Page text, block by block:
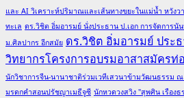
และ AI วิเคราะห์ปริมาณและเส้นทางขยะในแม่น้ำ หวังว
ทะเล ดร.วิชิต อิ่มอารมย์ นั่งประธาน ป.เอก การจัดการนั
ม.ศิลปากร อีกสมัย ดร.วิชิต อิ่มอารมย์ ประ
วิทยากรโครงการอบรมอาสาสมัครท่
นักวิชาการจีน-นานาชาติร่วมเวทีเสวนาข้ามวัฒนธรรม
มรดกคำสอนปรัชญาเมธีจูซี นักหวดวงสวิง "สุพศิน เรือง